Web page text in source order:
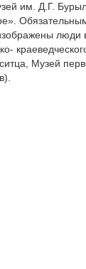
им. Д.Г.
люди
Музей